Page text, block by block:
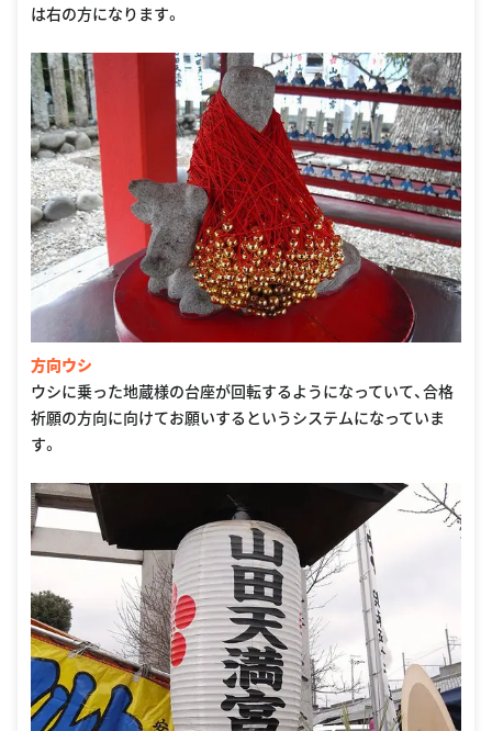
は右の方になります。
方向ウシ
ウシに乗った地蔵様の台座が回転するようになっていて、合格
祈願の方向に向けてお願いするというシステムになっていま
す。